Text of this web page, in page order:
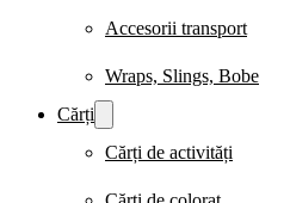
Accesorii transport
Wraps, Slings, Bobe
Cărți
Cărți de activități